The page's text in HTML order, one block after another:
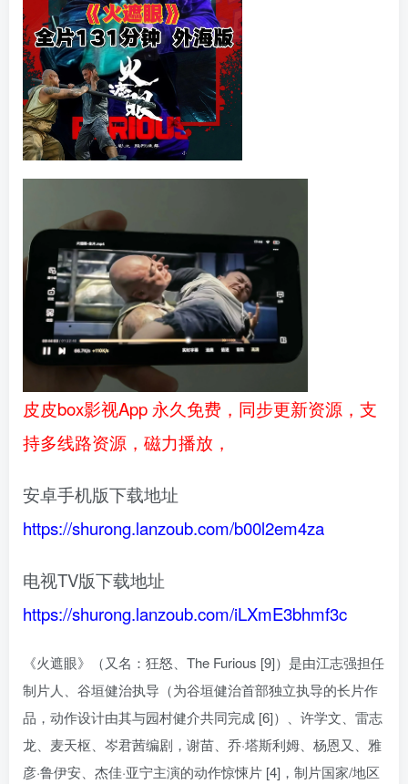
皮皮box影视App 永久免费，同步更新资源，支
持多线路资源，磁力播放，
安卓手机版下载地址
https://shurong.lanzoub.com/b00l2em4za
电视TV版下载地址
https://shurong.lanzoub.com/iLXmE3bhmf3c
《火遮眼》（又名：狂怒、The Furious [9]）是由江志强担任
制片人、谷垣健治执导（为谷垣健治首部独立执导的长片作
品，动作设计由其与园村健介共同完成 [6]）、许学文、雷志
龙、麦天枢、岑君茜编剧，谢苗、乔·塔斯利姆、杨恩又、雅
彦·鲁伊安、杰佳·亚宁主演的动作惊悚片 [4]，制片国家/地区